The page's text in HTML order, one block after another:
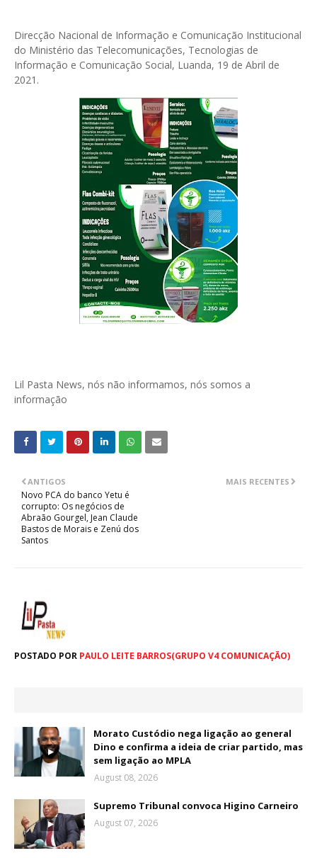
Direcção Nacional de Informação e Comunicação Institucional
do Ministério das Telecomunicações, Tecnologias de
Informação e Comunicação Social, Luanda, 19 de Abril de
2021.
Lil Pasta News, nós não informamos, nós somos a
informação
MAIS RECENTES
ANTIGOS
Novo PCA do banco Yetu é
corrupto: Os negócios de
Abraão Gourgel, Jean Claude
Bastos de Morais e Zenú dos
Santos
POSTADO POR PAULO LEITE BARROS(GRUPO V4 COMUNICAÇÃO)
Morato Custódio nega ligação ao general
Dino e confirma a ideia de criar partido, mas
sem ligação ao MPLA
August 08, 2026
Supremo Tribunal convoca Higino Carneiro
August 07, 2026